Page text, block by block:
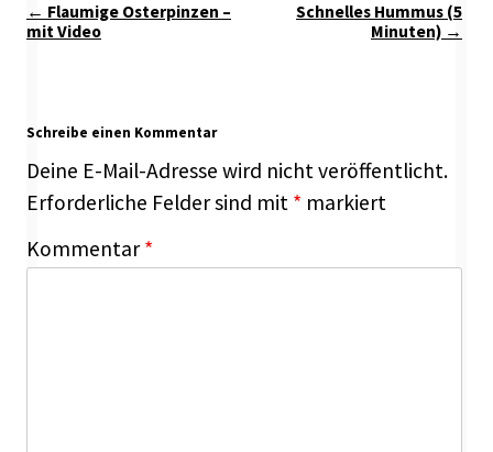
Beitragsnavigation
← Flaumige Osterpinzen –
mit Video
Schnelles Hummus (5
Minuten) →
Schreibe einen Kommentar
Deine E-Mail-Adresse wird nicht veröffentlicht.
Erforderliche Felder sind mit * markiert
Kommentar*